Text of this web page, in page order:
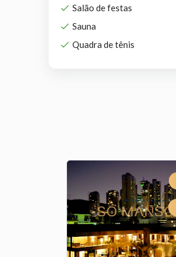
Salão de festas
Sauna
Quadra de tênis
Next
Previous